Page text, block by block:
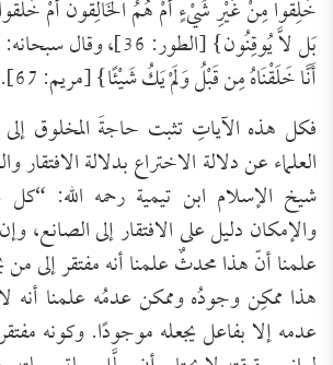
خُلِقُوا مِنْ غَيْرِ شَيْءٍ أَمْ هُمُ الْخَالِقُون أَمْ
بَل لاَّ يُوقِنُون} [الطور:
أَنَّا خَلَقْنَاهُ مِن قَبْلُ وَلَمْ يَكُ شَيْئًا} [مريم: 67].
فكل هذه الآياتِ تثبت حاجةَ المخلوق
العلماء عن دلالة الاختراع بدلالة الافتقار
شيخ الإسلام ابن تيمية رحمه الله:
والإمكان دليل على الافتقار إلى الصانع،
علمنا أنّ هذا محدثٌ علمنا أنه مفتقر إلى من
هذا ممكِن وجودُه وممكن عدمُه علمنا أنه
عدمه إلا بفاعل يجعله موجودًا. وكونه